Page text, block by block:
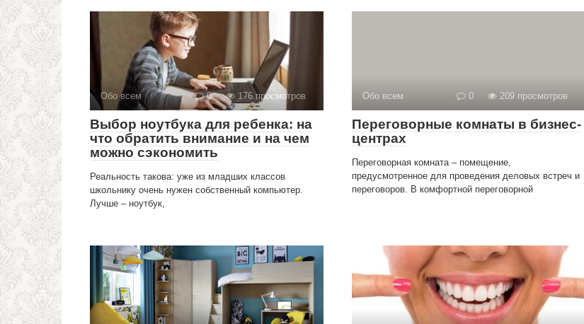
Обо всем 0 176 просмотров
Выбор ноутбука для ребенка: на
что обратить внимание и на чем
можно сэкономить
Реальность такова: уже из младших классов
школьнику очень нужен собственный компьютер.
Лучше – ноутбук,
Обо всем 0 209 просмотров
Переговорные комнаты в бизнес-
центрах
Переговорная комната – помещение,
предусмотренное для проведения деловых встреч и
переговоров. В комфортной переговорной